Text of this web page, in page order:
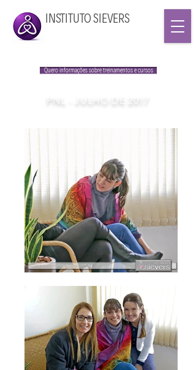
INSTITUTO SIEVERS
Quero informações sobre treinamentos e cursos
PNL - JULHO DE 2017